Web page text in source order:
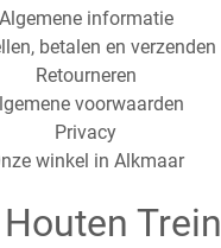
Algemene informatie
betalen en verzenden
Retourneren
voorwaarden
Privacy
winkel in Alkmaar
Trein